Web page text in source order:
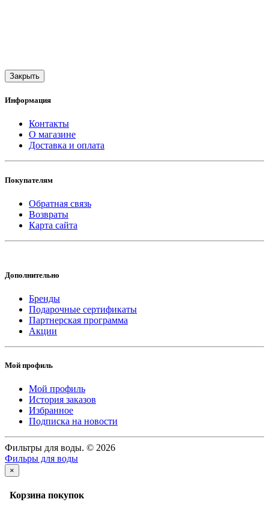
Закрыть
Информация
Контакты
О магазине
Доставка и оплата
Покупателям
Обратная связь
Возвраты
Карта сайта
Дополнительно
Бренды
Подарочные сертификаты
Партнерская программа
Акции
Мой профиль
Мой профиль
История заказов
Избранное
Подписка на новости
Фильтры для воды. © 2026
Фильры для воды
×
Корзина покупок